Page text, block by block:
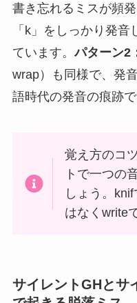
書き忘れるミスが頻
「k」をしっかり発
ています。パターン2
wrap）も同様で、発
語時代の発音の痕跡で
覚え方のコ
トで一つの
しょう。
はなくwrite
サイレントGHと